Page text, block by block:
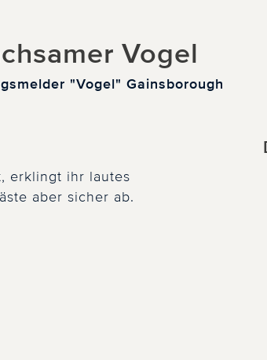
Vogel
"Vogel" Gainsborough
erklingt ihr lautes
aber sicher ab.